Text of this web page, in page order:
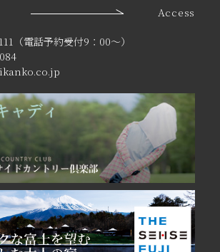
Access
（電話予約受付9：00〜）